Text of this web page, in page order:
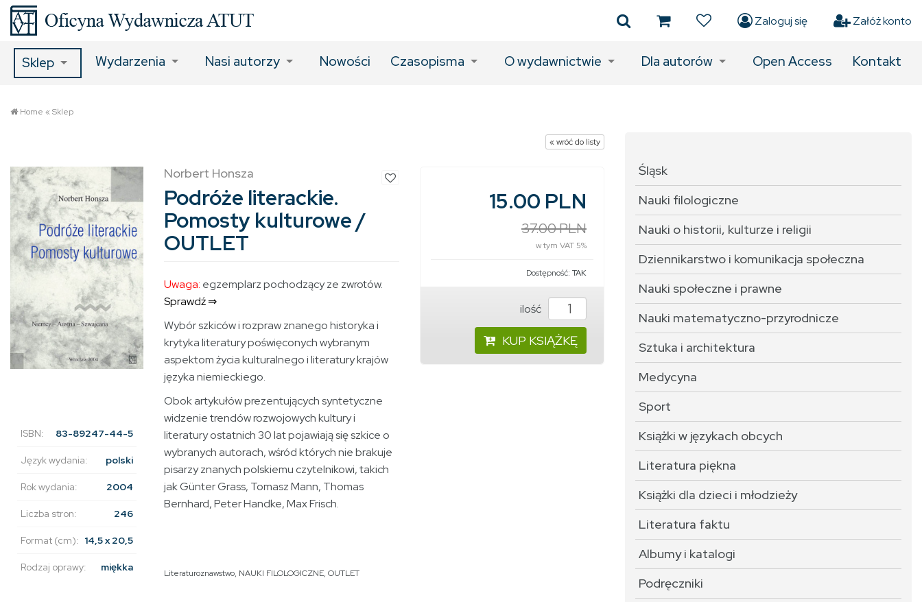
Zaloguj się Załóż konto
Sklep Wydarzenia Nasi autorzy Nowości Czasopisma O wydawnictwie Dla autorów Open Access Kontakt
Home «Sklep
« wróć do listy
ISBN: 83-89247-44-5
Język wydania: polski
Rok wydania: 2004
Liczba stron: 246
Format (cm): 14,5 x 20,5
Rodzaj oprawy: miękka
Norbert Honsza
Podróże literackie.
Pomosty kulturowe /
OUTLET
Uwaga: egzemplarz pochodzący ze zwrotów.
Sprawdź ⇒
Wybór szkiców i rozpraw znanego historyka i
krytyka literatury poświęconych wybranym
aspektom życia kulturalnego i literatury krajów
języka niemieckiego.
Obok artykułów prezentujących syntetyczne
widzenie trendów rozwojowych kultury i
literatury ostatnich 30 lat pojawiają się szkice o
wybranych autorach, wśród których nie brakuje
pisarzy znanych polskiemu czytelnikowi, takich
jak Günter Grass, Tomasz Mann, Thomas
Bernhard, Peter Handke, Max Frisch.
Literaturoznawstwo, NAUKI FILOLOGICZNE, OUTLET
15.00 PLN
37.00 PLN
w tym VAT 5%
Dostępność: TAK
ilość
KUP KSIĄŻKĘ
Śląsk
Nauki filologiczne
Nauki o historii, kulturze i religii
Dziennikarstwo i komunikacja społeczna
Nauki społeczne i prawne
Nauki matematyczno-przyrodnicze
Sztuka i architektura
Medycyna
Sport
Książki w językach obcych
Literatura piękna
Książki dla dzieci i młodzieży
Literatura faktu
Albumy i katalogi
Podręczniki